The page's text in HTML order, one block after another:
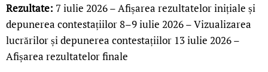
Rezultate: 7 iulie 2026 – Afișarea rezultatelor inițiale și
depunerea contestațiilor 8–9 iulie 2026 – Vizualizarea
lucrărilor și depunerea contestațiilor 13 iulie 2026 –
Afișarea rezultatelor finale